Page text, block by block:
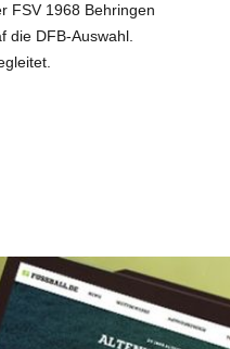
FSV 1968 Behringen
die DFB-Auswahl.